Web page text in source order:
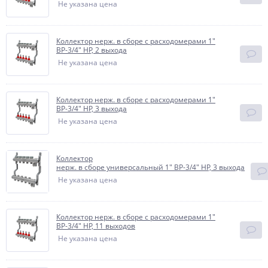
Не указана цена
Коллектор нерж. в сборе с расходомерами 1"
ВР-3/4" НР, 2 выхода
Не указана цена
Коллектор нерж. в сборе с расходомерами 1"
ВР-3/4" НР, 3 выхода
Не указана цена
Коллектор
нерж. в сборе универсальный 1" ВР-3/4" НР, 3 выхода
Не указана цена
Коллектор нерж. в сборе с расходомерами 1"
ВР-3/4" НР, 11 выходов
Не указана цена